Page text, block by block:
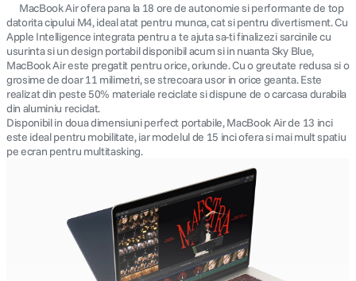
MacBook Air ofera pana la 18 ore de autonomie si performante de top
datorita cipului M4, ideal atat pentru munca, cat si pentru divertisment. Cu
Apple Intelligence integrata pentru a te ajuta sa-ti finalizezi sarcinile cu
usurinta si un design portabil disponibil acum si in nuanta Sky Blue,
MacBook Air este pregatit pentru orice, oriunde. Cu o greutate redusa si o
grosime de doar 11 milimetri, se strecoara usor in orice geanta. Este
realizat din peste 50% materiale reciclate si dispune de o carcasa durabila
din aluminiu reciclat.
Disponibil in doua dimensiuni perfect portabile, MacBook Air de 13 inci
este ideal pentru mobilitate, iar modelul de 15 inci ofera si mai mult spatiu
pe ecran pentru multitasking.